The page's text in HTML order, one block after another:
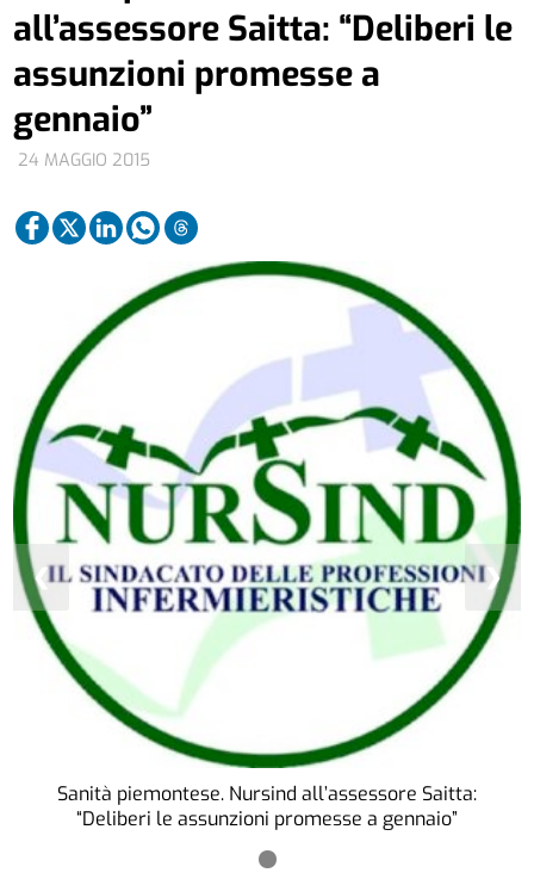
24 MAGGIO 2015
all’assessore Saitta: “Deliberi le
assunzioni promesse a
gennaio”
Sanità piemontese. Nursind all’assessore Saitta:
“Deliberi le assunzioni promesse a gennaio”
❮ ❯